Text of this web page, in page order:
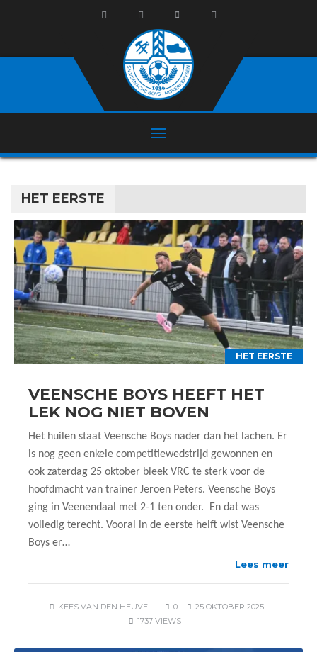
HET EERSTE
HET EERSTE
VEENSCHE BOYS HEEFT HET
LEK NOG NIET BOVEN
Het huilen staat Veensche Boys nader dan het lachen. Er
is nog geen enkele competitiewedstrijd gewonnen en
ook zaterdag 25 oktober bleek VRC te sterk voor de
hoofdmacht van trainer Jeroen Peters. Veensche Boys
ging in Veenendaal met 2-1 ten onder. En dat was
volledig terecht. Vooral in de eerste helft wist Veensche
Boys er…
Lees meer
KEES VAN DEN HEUVEL 0
25 OKTOBER 2025
1737 VIEWS